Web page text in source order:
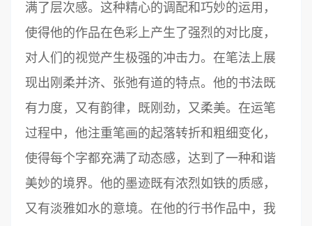
满了层次感。这种精心的调配和巧妙的运用，
使得他的作品在色彩上产生了强烈的对比度，
对人们的视觉产生极强的冲击力。在笔法上展
现出刚柔并济、张弛有道的特点。他的书法既
有力度，又有韵律，既刚劲，又柔美。在运笔
过程中，他注重笔画的起落转折和粗细变化，
使得每个字都充满了动态感，达到了一种和谐
美妙的境界。他的墨迹既有浓烈如铁的质感，
又有淡雅如水的意境。在他的行书作品中，我